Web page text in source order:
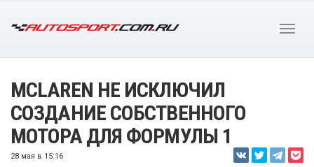
MCLAREN НЕ ИСКЛЮЧИЛ
СОЗДАНИЕ СОБСТВЕННОГО
МОТОРА ДЛЯ ФОРМУЛЫ 1
28 мая в 15:16